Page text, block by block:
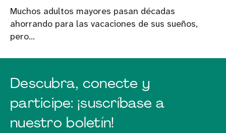
Muchos adultos mayores pasan décadas
ahorrando para las vacaciones de sus sueños,
pero...
Descubra, conecte y
participe: ¡suscríbase a
nuestro boletín!